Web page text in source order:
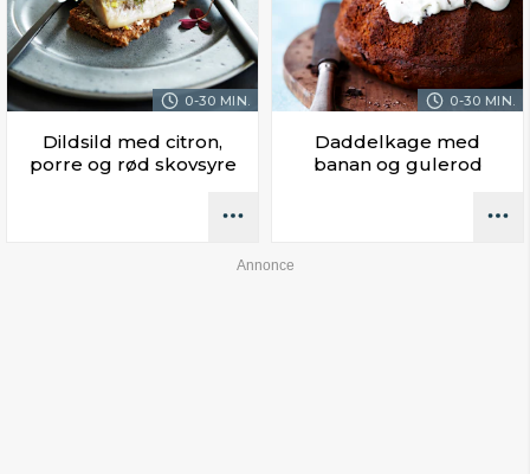
0-30 MIN.
Dildsild med citron,
porre og rød skovsyre
0-30 MIN.
Daddelkage med
banan og gulerod